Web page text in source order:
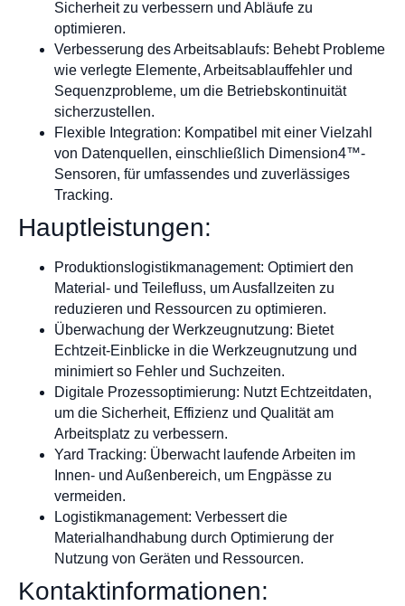
Sicherheit zu verbessern und Abläufe zu
optimieren.
Verbesserung des Arbeitsablaufs: Behebt Probleme
wie verlegte Elemente, Arbeitsablauffehler und
Sequenzprobleme, um die Betriebskontinuität
sicherzustellen.
Flexible Integration: Kompatibel mit einer Vielzahl
von Datenquellen, einschließlich Dimension4™-
Sensoren, für umfassendes und zuverlässiges
Tracking.
Hauptleistungen:
Produktionslogistikmanagement: Optimiert den
Material- und Teilefluss, um Ausfallzeiten zu
reduzieren und Ressourcen zu optimieren.
Überwachung der Werkzeugnutzung: Bietet
Echtzeit-Einblicke in die Werkzeugnutzung und
minimiert so Fehler und Suchzeiten.
Digitale Prozessoptimierung: Nutzt Echtzeitdaten,
um die Sicherheit, Effizienz und Qualität am
Arbeitsplatz zu verbessern.
Yard Tracking: Überwacht laufende Arbeiten im
Innen- und Außenbereich, um Engpässe zu
vermeiden.
Logistikmanagement: Verbessert die
Materialhandhabung durch Optimierung der
Nutzung von Geräten und Ressourcen.
Kontaktinformationen: